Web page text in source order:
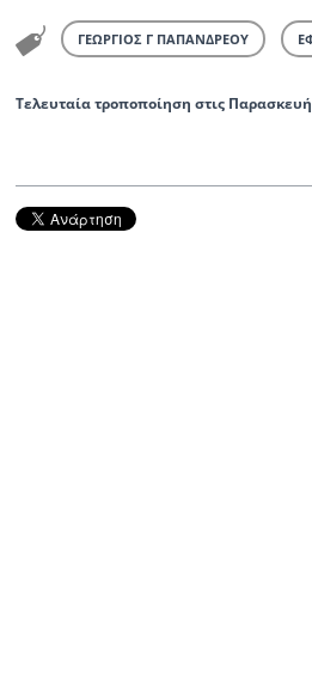
ΓΕΩΡΓΙΟΣ Γ ΠΑΠΑΝΔΡΕΟΥ
Τελευταία τροποποίηση στις